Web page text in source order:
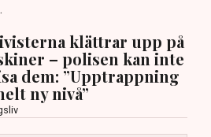
klättrar upp på
– polisen kan inte
dem: ”Upptrappning
ny nivå”